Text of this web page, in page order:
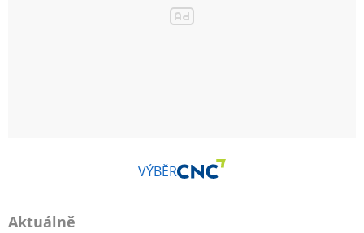
VÝBĚR
Aktuálně